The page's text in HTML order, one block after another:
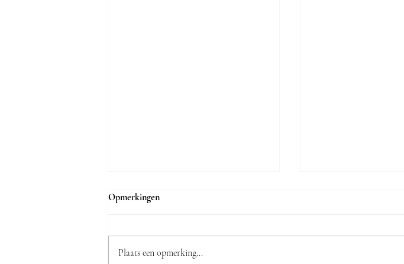
Opmerkingen
Plaats een opmerking...